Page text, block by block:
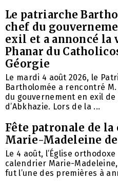
Le patriarche
chef du
exil et a annoncé la
Phanar du
Géorgie
Le mardi 4 août 2026, le
Bartholomée a rencontré
du gouvernement en exil
d’Abkhazie. Lors de la ...
Fête patronale de
Marie-Madeleine
Le 4 août, l’Église
calendrier Marie-
fut l’une des premières à